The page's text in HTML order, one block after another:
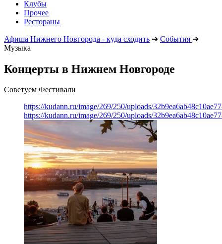
Клубы
Прочее
Рестораны
Афиша Нижнего Новгорода - куда сходить ➔ События ➔
Музыка
Концерты в Нижнем Новгороде
Советуем Фестивали
https://kudann.ru/image/269/250/uploads/
https://kudann.ru/image/269/250/uploads/